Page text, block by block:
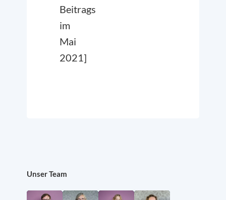
Beitrags
im
Mai
2021]
Unser Team